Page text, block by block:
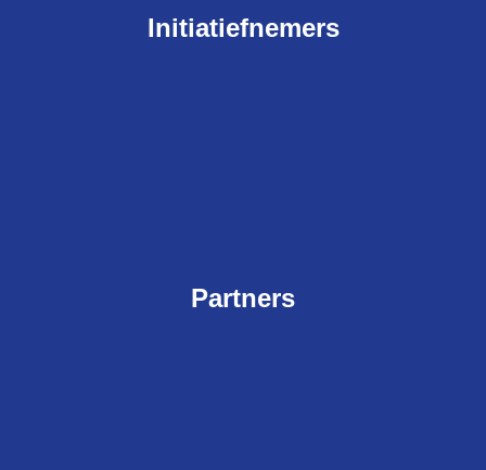
Initiatiefnemers
Partners